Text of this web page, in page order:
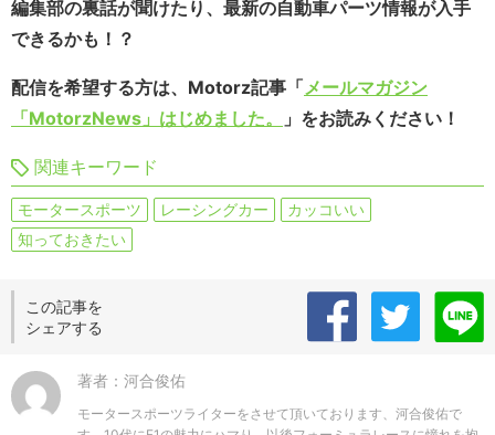
編集部の裏話が聞けたり、最新の自動車パーツ情報が入手
できるかも！？
配信を希望する方は、Motorz記事「メールマガジン
「MotorzNews」はじめました。
」をお読みください！
関連キーワード
モータースポーツ レーシングカー
カッコいい
知っておきたい
この記事を
シェアする
著者：河合俊佑
モータースポーツライターをさせて頂いております、河合俊佑で